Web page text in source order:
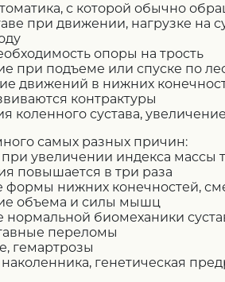
с которой обычно
при движении, нагрузке на
опоры на трость
при подъеме или спуске по
движений в нижних
контрактуры
коленного сустава,
самых разных причин:
увеличении индекса массы
повышается в три раза
формы нижних конечностей,
объема и силы мышц
биомеханики
переломы
гемартрозы
генетическая